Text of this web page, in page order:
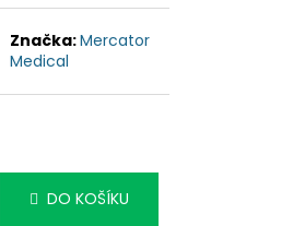
Značka:Mercator
Medical
DO KOŠÍKU